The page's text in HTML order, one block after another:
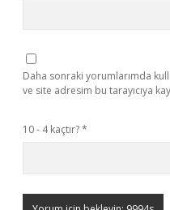
Daha sonraki yorumlarımda
ve site adresim bu tarayıcıya
10 - 4 kaçtır?*